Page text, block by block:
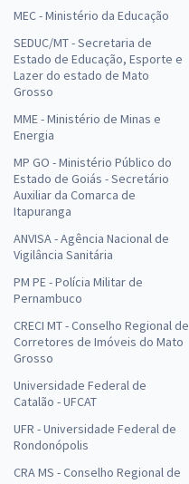
MEC - Ministério da Educação
SEDUC/MT - Secretaria de
Estado de Educação, Esporte e
Lazer do estado de Mato
Grosso
MME - Ministério de Minas e
Energia
MP GO - Ministério Público do
Estado de Goiás - Secretário
Auxiliar da Comarca de
Itapuranga
ANVISA - Agência Nacional de
Vigilância Sanitária
PM PE - Polícia Militar de
Pernambuco
CRECI MT - Conselho Regional de
Corretores de Imóveis do Mato
Grosso
Universidade Federal de
Catalão - UFCAT
UFR - Universidade Federal de
Rondonópolis
CRA MS - Conselho Regional de